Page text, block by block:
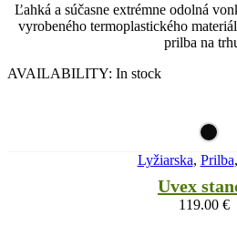
Ľahká a súčasne extrémne odolná
vyrobeného termoplastického
prilba na
AVAILABILITY: In stock
Lyžiarska, Prilba,
Uvex
119.00 €